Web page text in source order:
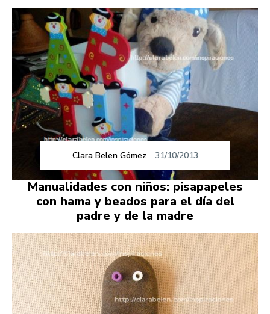
Clara Belen Gómez -31/10/2013
Manualidades con niños: pisapapeles
con hama y beados para el día del
padre y de la madre